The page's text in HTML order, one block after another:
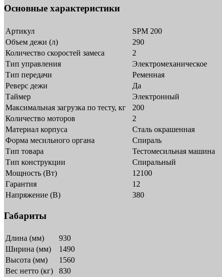
Основные характеристики
Артикул
SPM 200
Объем дежи (л)
290
Количество скоростей замеса
2
Тип управления
Электромеханическое
Тип передачи
Ременная
Реверс дежи
Да
Таймер
Электронный
Максимальная загрузка по тесту, кг
200
Количество моторов
2
Материал корпуса
Сталь окрашенная
Форма месильного органа
Спираль
Тип товара
Тестомесильная машина
Тип конструкции
Спиральный
Мощность (Вт)
12100
Гарантия
12
Напряжение (В)
380
Габариты
Длина (мм)
930
Ширина (мм)
1490
Высота (мм)
1560
Вес нетто (кг)
830